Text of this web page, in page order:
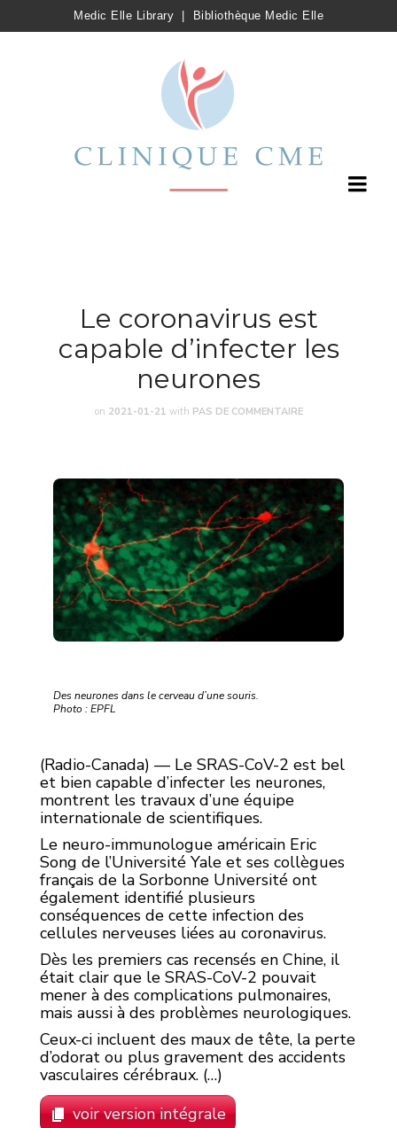
Medic Elle Library Bibliothèque Medic Elle
Le coronavirus est
capable d’infecter les
neurones
on 2021-01-21 with PAS DE COMMENTAIRE
Des neurones dans le cerveau d’une souris.
Photo : EPFL
(Radio-Canada) — Le SRAS-CoV-2 est bel
et bien capable d’infecter les neurones,
montrent les travaux d’une équipe
internationale de scientifiques.
Le neuro-immunologue américain Eric
Song de l’Université Yale et ses collègues
français de la Sorbonne Université ont
également identifié plusieurs
conséquences de cette infection des
cellules nerveuses liées au coronavirus.
Dès les premiers cas recensés en Chine, il
était clair que le SRAS-CoV-2 pouvait
mener à des complications pulmonaires,
mais aussi à des problèmes neurologiques.
Ceux-ci incluent des maux de tête, la perte
d’odorat ou plus gravement des accidents
vasculaires cérébraux. (…)
voir version intégrale